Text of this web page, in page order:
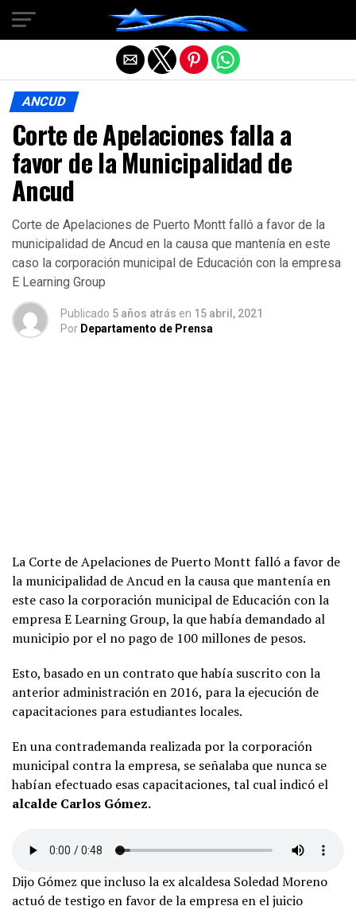
ANCUD
Corte de Apelaciones falla a
favor de la Municipalidad de
Ancud
Corte de Apelaciones de Puerto Montt falló a favor de la
municipalidad de Ancud en la causa que mantenía en este
caso la corporación municipal de Educación con la empresa
E Learning Group
Publicado 5 años atrás en 15 abril, 2021
Por Departamento de Prensa
La Corte de Apelaciones de Puerto Montt falló a favor de
la municipalidad de Ancud en la causa que mantenía en
este caso la corporación municipal de Educación con la
empresa E Learning Group, la que había demandado al
municipio por el no pago de 100 millones de pesos.
Esto, basado en un contrato que había suscrito con la
anterior administración en 2016, para la ejecución de
capacitaciones para estudiantes locales.
En una contrademanda realizada por la corporación
municipal contra la empresa, se señalaba que nunca se
habían efectuado esas capacitaciones, tal cual indicó el
alcalde Carlos Gómez.
Dijo Gómez que incluso la ex alcaldesa Soledad Moreno
actuó de testigo en favor de la empresa en el juicio
Salir de la versión móvil